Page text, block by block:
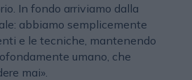
In fondo arriviamo dalla
abbiamo semplicemente
e le tecniche, mantenendo
umano, che
mai».